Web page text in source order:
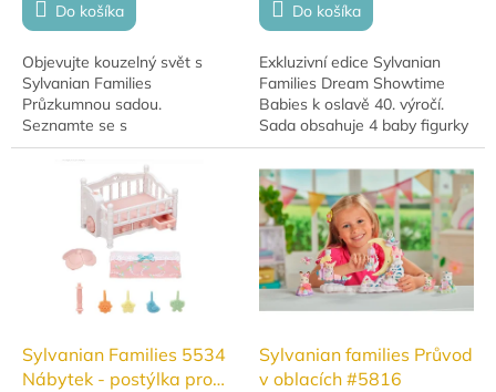
Do košíka
Objevujte kouzelný svět s
Sylvanian Families
Průzkumnou sadou.
Seznamte se s
kočičím bratrem a jeho
roztomilým miminkem. Sada
obsahuje spoustu
příslušenství pro nekonečné...
Do košíka
Exkluzivní edice Sylvanian
Families Dream Showtime
Babies k oslavě 40. výročí.
Sada obsahuje 4 baby figurky
– pandu, slona, kočičku a
zaječici – oblečené do
cirkusových kostýmů...
Sylvanian Families 5534
Nábytek - postýlka pro
Sylvanian families Průvod
v oblacích #5816